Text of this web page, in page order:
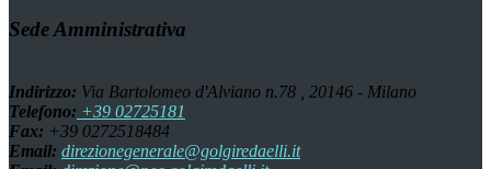
Sede Amministrativa
Indirizzo: Via Bartolomeo d'Alviano n.78 , 20146 - Milano
Telefono: +39 02725181
Fax: +39 0272518484
Email: direzionegenerale@golgiredaelli.it